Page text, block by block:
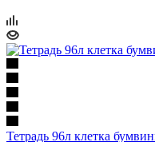
Тетрадь 96л клетка